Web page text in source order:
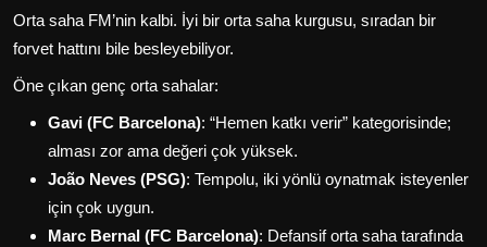
Orta saha FM’nin kalbi. İyi bir orta saha kurgusu, sıradan bir
forvet hattını bile besleyebiliyor.
Öne çıkan genç orta sahalar:
Gavi (FC Barcelona): “Hemen katkı verir” kategorisinde;
alması zor ama değeri çok yüksek.
João Neves (PSG): Tempolu, iki yönlü oynatmak isteyenler
için çok uygun.
Marc Bernal (FC Barcelona): Defansif orta saha tarafında